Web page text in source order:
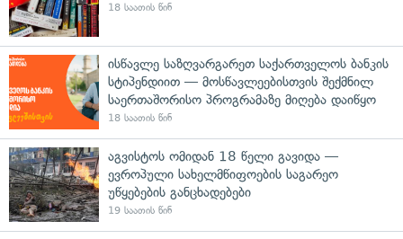
18 საათის წინ
ისწავლე საზღვარგარეთ საქართველოს ბანკის
სტიპენდიით — მოსწავლეებისთვის შექმნილ
საერთაშორისო პროგრამაზე მიღება დაიწყო
18 საათის წინ
აგვისტოს ომიდან 18 წელი გავიდა —
ევროპული სახელმწიფოების საგარეო
უწყებების განცხადებები
19 საათის წინ